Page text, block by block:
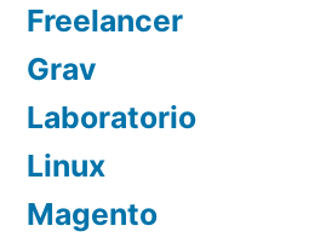
Freelancer
Grav
Laboratorio
Linux
Magento